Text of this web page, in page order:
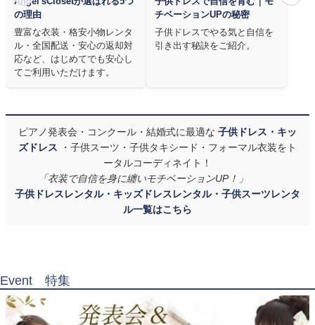
の理由
豊富な衣装・格安小物レンタ
ル・全国配送・安心の返却対
応など、はじめてでも安心し
てご利用いただけます。
チベーションUPの秘密
子供ドレスでやる気と自信を
引き出す秘訣をご紹介。
ピアノ発表会・コンクール・結婚式に最適な 子供ドレス・キッ
ズドレス
・子供スーツ・子供タキシード・フォーマル衣装をト
ータルコーディネイト！
「衣装で自信を身に纏いモチベーションUP！」
子供ドレスレンタル・キッズドレスレンタル・子供スーツレンタ
ル一覧はこちら
Event 特集